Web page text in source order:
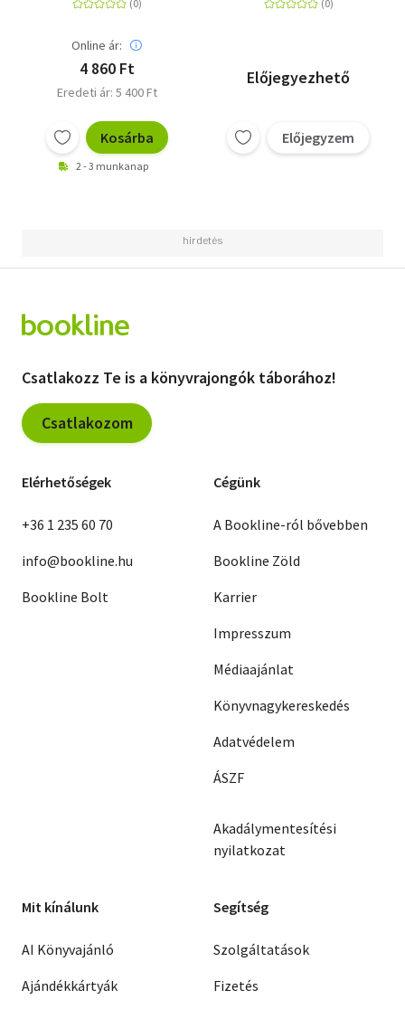
Online ár:
4 860 Ft
Eredeti ár: 5 400 Ft
Kosárba
2 - 3 munkanap
Előjegyezhető
Előjegyzem
Csatlakozz Te is a könyvrajongók táborához!
Csatlakozom
Elérhetőségek
+36 1 235 60 70
info@bookline.hu
Bookline Bolt
Cégünk
A Bookline-ról bővebben
Bookline Zöld
Karrier
Impresszum
Médiaajánlat
Könyvnagykereskedés
Adatvédelem
ÁSZF
Akadálymentesítési
nyilatkozat
Mit kínálunk
AI Könyvajánló
Ajándékkártyák
Segítség
Szolgáltatások
Fizetés